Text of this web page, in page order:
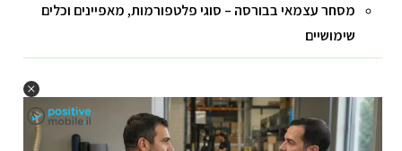
מסחר עצמאי בבורסה – סוגי פלטפורמות, מאפיינים וכלים
שימושיים